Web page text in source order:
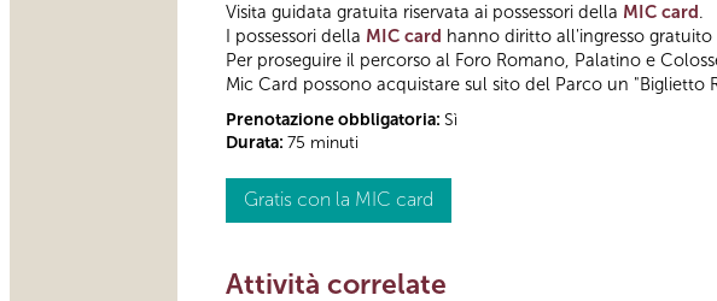
Visita guidata gratuita riservata ai possessori della MIC card .
I possessori della MIC card hanno diritto all'ingresso gratuito
Per proseguire il percorso al Foro Romano, Palatino e
Mic Card possono acquistare sul sito del Parco un "Biglietto
Prenotazione obbligatoria: Sì
Durata: 75 minuti
Gratis con la MIC card
Attività correlate